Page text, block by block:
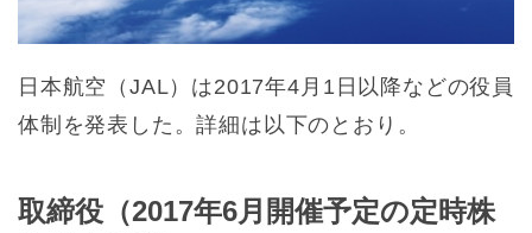
日本航空（JAL）は2017年4月1日以降などの役員
体制を発表した。詳細は以下のとおり。
取締役（2017年6月開催予定の定時株